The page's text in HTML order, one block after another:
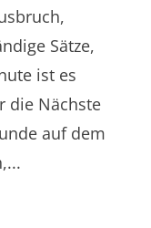
Sätze,
ist es
die Nächste
auf dem